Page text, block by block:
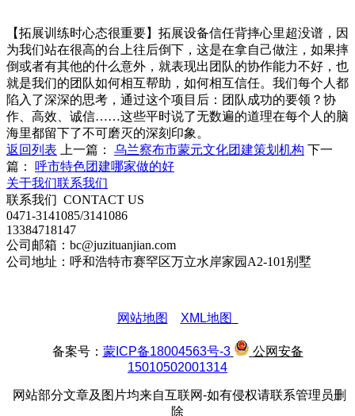
【拓展训练时心态很重要】拓展设备信任背摔心里超没谱，因
为我们站在很高的台上往后倒下，这是在拿自己做注，如果摔
倒或者有其他的什么意外，就表现出团队的协作能力不好，也
就是我们的团队如何相互帮助，如何相互信任。我们每个人都
陷入了深深的思考，通过这个项目后：团队成功的要领？协
作、高效、诚信……这些平时说了无数遍的道理在每个人的脑
海里都留下了不可磨灭的深刻印象。
返回列表
上一篇： 乌兰察布市蒙元文化团建策划机构 下一
篇： 呼市特色团建哪家做的好
关于我们联系我们
联系我们 CONTACT US
0471-3141085/3141086
13384718147
公司邮箱：bc@juzituanjian.com
公司地址：呼和浩特市赛罕区万立水岸家园A2-101别墅
网站地图 XML地图
备案号： 蒙ICP备18004563号-3
公网安备
15010502001314
网站部分文章及图片均来自互联网-如有侵权请联系管理员删
除